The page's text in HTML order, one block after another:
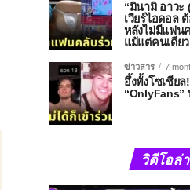
“มินามิ อาวะ
เวียร์ไอดอล
หลังไม่มีแฟน
แม้แต่คนเดียว
ข่าวสาร
7
อึ้งทั้งโซเชีย
“OnlyFans”
วิดีโอล่